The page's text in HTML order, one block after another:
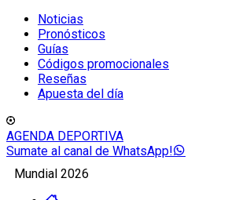
Noticias
Pronósticos
Guías
Códigos promocionales
Reseñas
Apuesta del día
AGENDA DEPORTIVA
Sumate al canal de WhatsApp!
Mundial 2026